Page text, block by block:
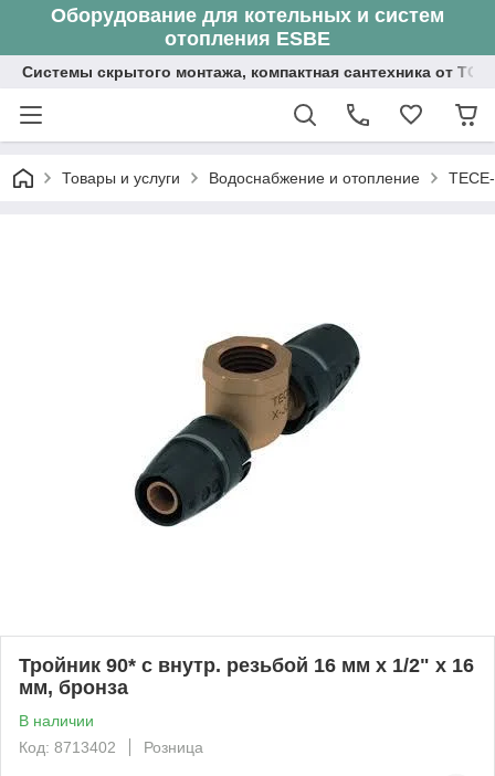
Оборудование для котельных и систем
отопления ESBE
Системы скрытого монтажа, компактная сантехника от
Товары и услуги Водоснабжение и отопление
Тройник 90* с внутр. резьбой 16 мм х 1/2" х 16
мм, бронза
В наличии
Код: 8713402
Розница